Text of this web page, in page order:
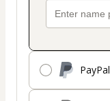
PayPal